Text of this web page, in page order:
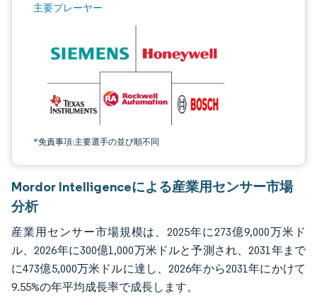
主要プレーヤー
*免責事項:主要選手の並び順不同
画像 © Mordor Intelligence。再利用にはCC BY 4.0の表示が必要です。
Mordor Intelligenceによる産業用センサー市場
分析
産業用センサー市場規模は、2025年に273億9,000万米ド
ル、2026年に300億1,000万米ドルと予測され、2031年まで
に473億5,000万米ドルに達し、2026年から2031年にかけて
9.55%の年平均成長率で成長します。